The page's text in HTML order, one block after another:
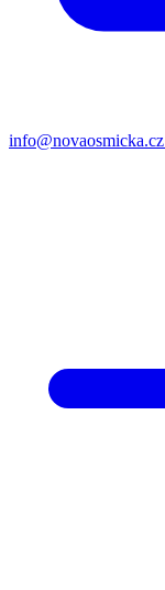
info@novaosmicka.cz